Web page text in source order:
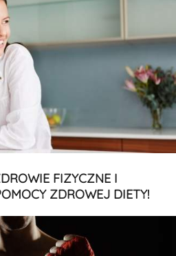
FIZYCZNE I
ZDROWEJ DIETY!